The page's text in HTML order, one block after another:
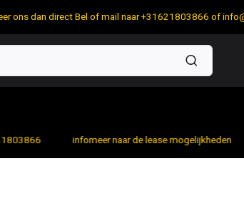
ons dan direct Bel of mail naar +31621803866 of
infomeer naar de lease mogelijkheden